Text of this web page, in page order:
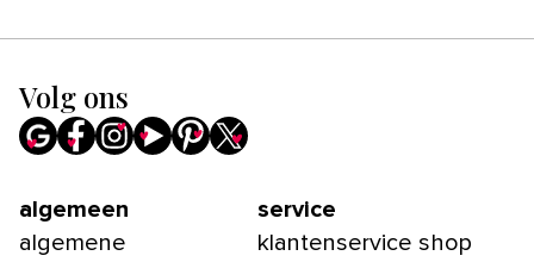
Volg ons
algemeen
algemene
service
klantenservice shop